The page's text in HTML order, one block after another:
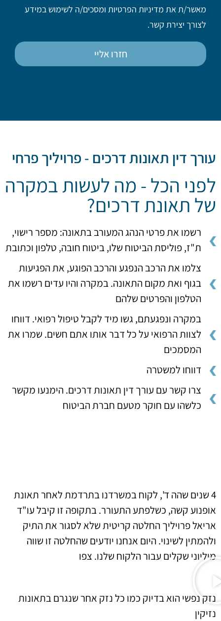
מאשר/ת את מדיניות הפרטיות ומסכים/ה לשימוש במידע
לצורך יצירת קשר.
חזרו אליי
עורך דין תאונות דרכים - פרויליך פרחי
לפני הכל - מה לעשות במקרה
של תאונת דרכים?
רשמו את פרטי הנהג המעורב בתאונה: מספר רישוי,
ת"ז, פוליסת הביטוח שלו, ביטוח חובה, טלפון וכתובת
צלמו את הרכב הנפגע והרכב הפוגע, את הפגיעות
בגוף ואת מקום התאונה. במקרה והיו עדים רשמו את
הטלפון והפרטים שלהם
במקרה ונפגעתם, גשו מיד לקבל טיפול רפואי. דווחו
לצוות הרפואי על כל דבר אותו אתם חשים. שמרו את
המסמכים
דווחו למשטרה
צרו קשר עם עורך דין תאונות דרכים. הימנעו מקשר
כלשהו עם חוקר מטעם חברת הביטוח
4 שנים שהה ד', לקוח במשרדנו בתרדמת לאחר תאונת
אופנוע קשה, כשלפתע התעורר. בתקופה זו קיבל עו"ד
אריאל פרויליך החלטה קריטית שלא לסגור את התיק
ולהמתין לשינוי. היום אנחנו יודעים שהחלטה זו שווה
מיליוני שקלים עבור הלקוח שלנו. צפו
נזק נפשי הוא בדיוק כמו כל נזק אחר שנגרם בתאונות
נזיקין